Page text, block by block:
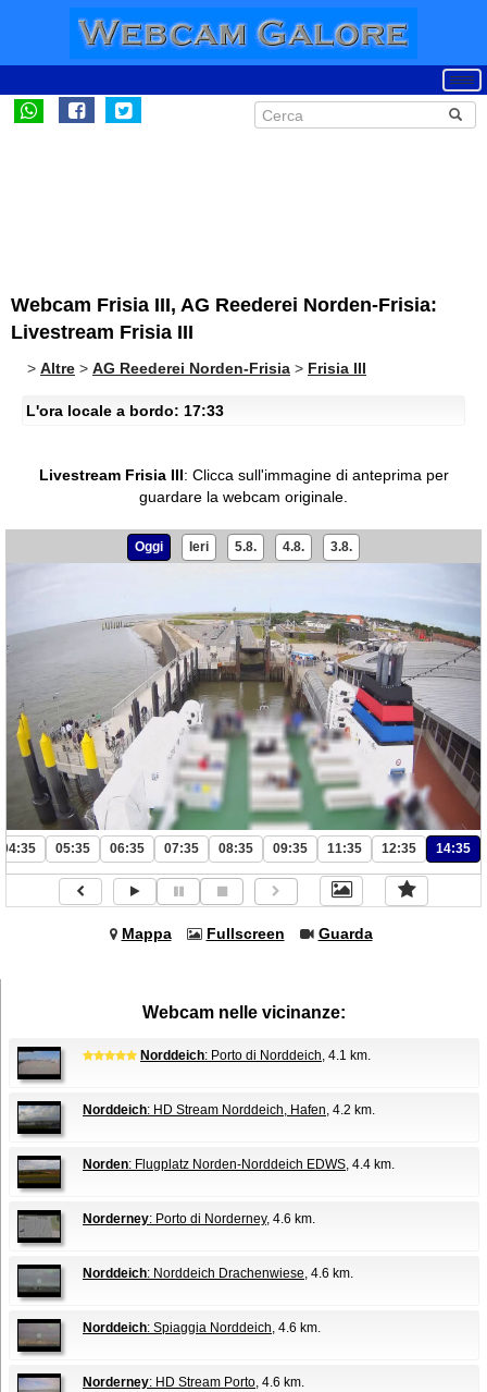
Webcam Frisia III, AG Reederei Norden-Frisia:
Livestream Frisia III
> Altre > AG Reederei Norden-Frisia > Frisia III
L'ora locale a bordo: 17:33
Livestream Frisia III: Clicca sull'immagine di anteprima per
guardare la webcam originale.
Oggi Ieri 5.8. 4.8. 3.8.
04:35 05:35 06:35 07:35 08:35 09:35 11:35 12:35 14:35
Mappa Fullscreen Guarda
Webcam nelle vicinanze:
Norddeich: Porto di Norddeich, 4.1 km.
Norddeich: HD Stream Norddeich, Hafen, 4.2 km.
Norden: Flugplatz Norden-Norddeich EDWS, 4.4 km.
Norderney: Porto di Norderney, 4.6 km.
Norddeich: Norddeich Drachenwiese, 4.6 km.
Norddeich: Spiaggia Norddeich, 4.6 km.
Norderney: HD Stream Porto, 4.6 km.